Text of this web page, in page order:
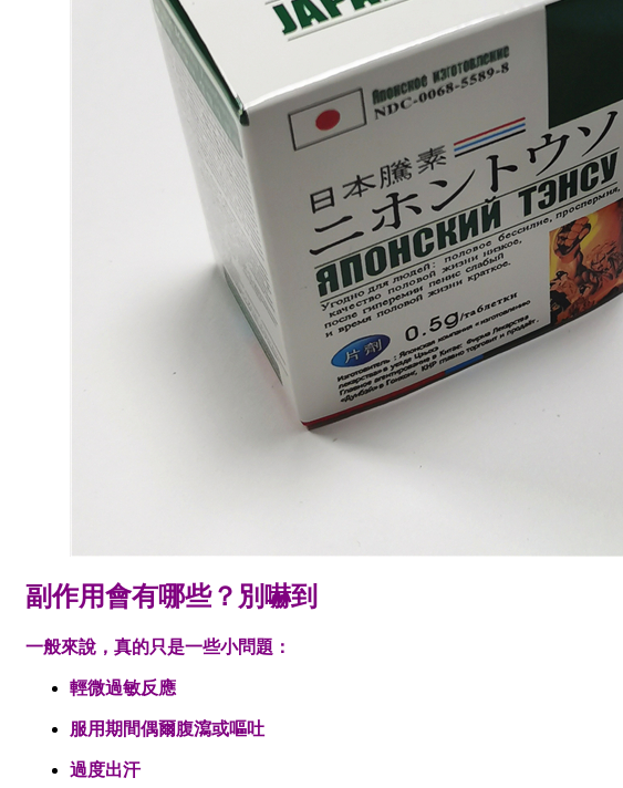
副作用會有哪些？別嚇到
一般來說，真的只是一些小問題：
輕微過敏反應
服用期間偶爾腹瀉或嘔吐
過度出汗